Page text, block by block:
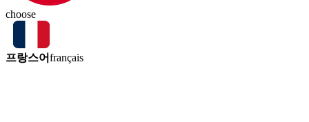
choose
프랑스어français